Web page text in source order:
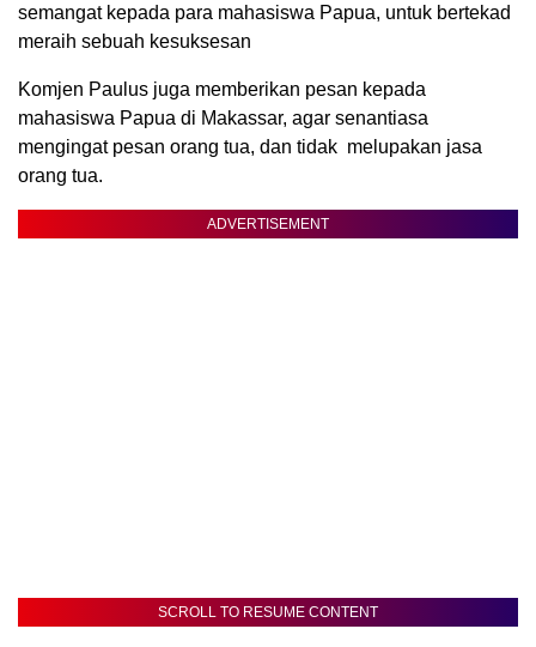
semangat kepada para mahasiswa Papua, untuk bertekad
meraih sebuah kesuksesan
Komjen Paulus juga memberikan pesan kepada
mahasiswa Papua di Makassar, agar senantiasa
mengingat pesan orang tua, dan tidak melupakan jasa
orang tua.
ADVERTISEMENT
SCROLL TO RESUME CONTENT